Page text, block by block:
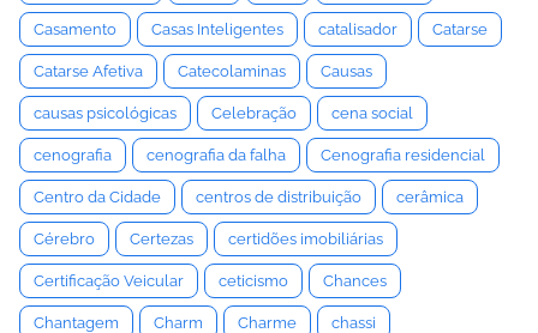
Casamento Casas Inteligentes catalisador Catarse
Catarse Afetiva Catecolaminas Causas
causas psicológicas Celebração cena social
cenografia cenografia da falha Cenografia residencial
Centro da Cidade centros de distribuição cerâmica
Cérebro Certezas certidões imobiliárias
Certificação Veicular ceticismo Chances
Chantagem Charm Charme chassi